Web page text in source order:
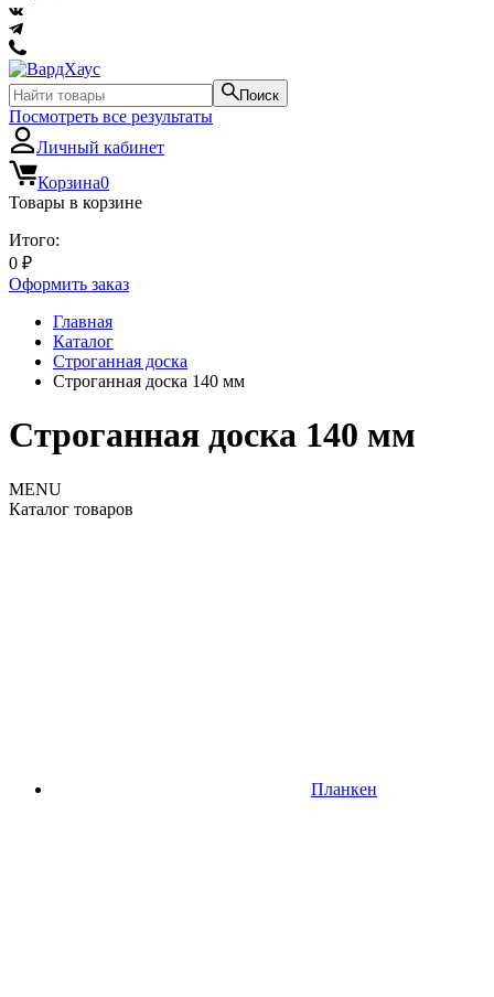
Поиск
Посмотреть все результаты
Личный кабинет
Корзина0
Товары в корзине
Итого:
0 ₽
Оформить заказ
Главная
Каталог
Строганная доска
Строганная доска 140 мм
Строганная доска 140 мм
MENU
Каталог товаров
Планкен